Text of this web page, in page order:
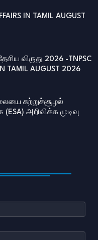
IN TAMIL AUGUST
விருது 2026 -TNPSC
CURRENT AFFAIRS IN TAMIL AUGUST 2026
சுற்றுச்சூழல்
அறிவிக்க முடிவு